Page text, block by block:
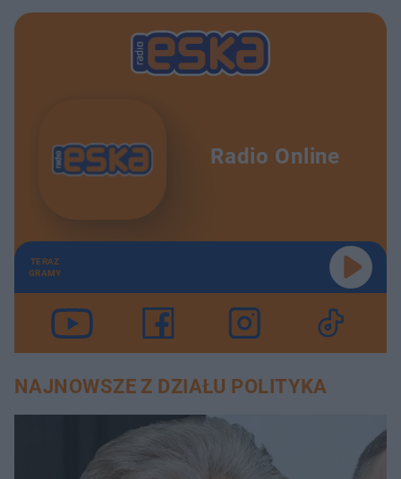
Radio Online
TERAZ
GRAMY
NAJNOWSZE Z DZIAŁU POLITYKA